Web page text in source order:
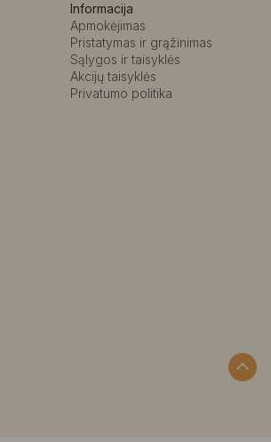
Informacija
Apmokėjimas
Pristatymas ir grąžinimas
Sąlygos ir taisyklės
Akcijų taisyklės
Privatumo politika